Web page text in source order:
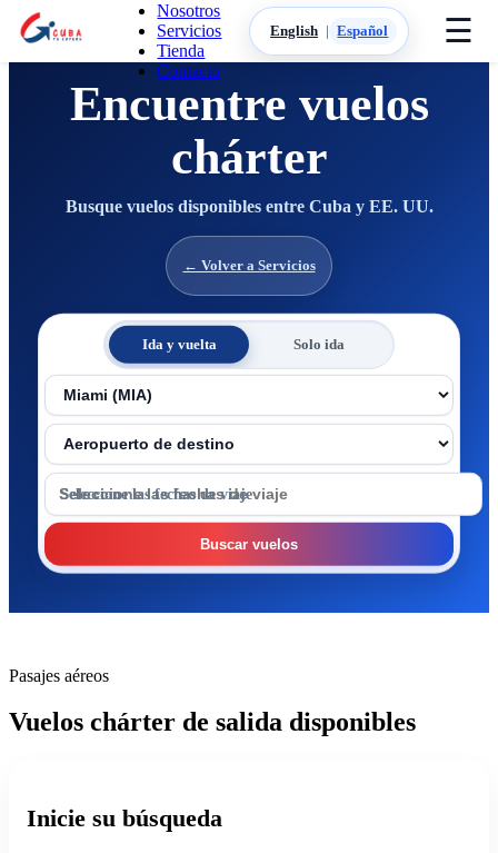
Nosotros
Servicios
Tienda
Contacto
English | Español ☰
Encuentre vuelos
chárter
Busque vuelos disponibles entre Cuba y EE. UU.
← Volver a Servicios
Ida y vuelta Solo ida
Aeropuerto de salida
Aeropuerto de destino
Fechas de viaje
Buscar vuelos
Pasajes aéreos
Vuelos chárter de salida disponibles
Inicie su búsqueda